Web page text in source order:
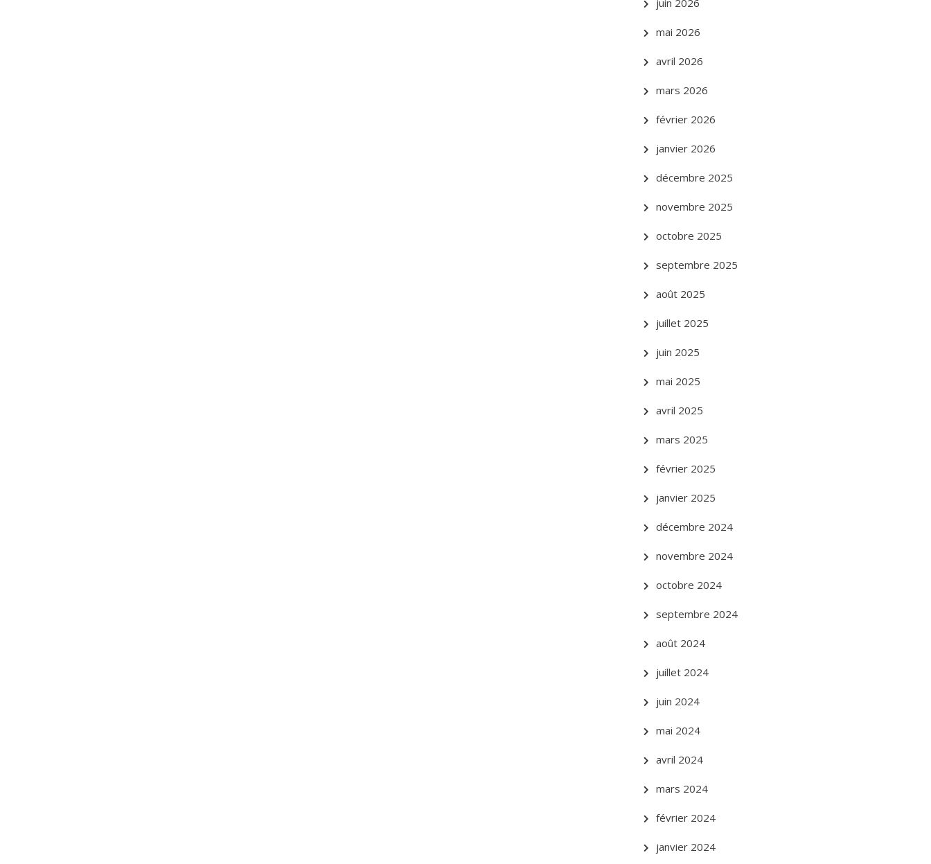
juin 2026
mai 2026
avril 2026
mars 2026
février 2026
janvier 2026
décembre 2025
novembre 2025
octobre 2025
septembre 2025
août 2025
juillet 2025
juin 2025
mai 2025
avril 2025
mars 2025
février 2025
janvier 2025
décembre 2024
novembre 2024
octobre 2024
septembre 2024
août 2024
juillet 2024
juin 2024
mai 2024
avril 2024
mars 2024
février 2024
janvier 2024